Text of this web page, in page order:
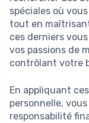
spéciales où
tout en
ces derniers
vos passions de
contrôlant votre
En appliquant
personnelle,
responsabilité